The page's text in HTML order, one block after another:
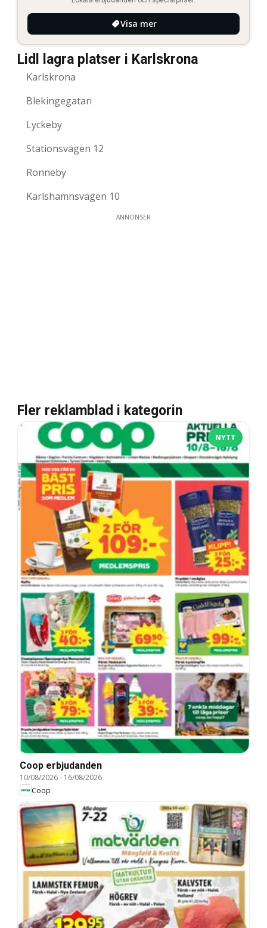
Visa mer
Lidl lagra platser i Karlskrona
Karlskrona
Blekingegatan
Lyckeby
Stationsvägen 12
Ronneby
Karlshamnsvägen 10
ANNONSER
Fler reklamblad i kategorin
NYTT
Coop erbjudanden
10/08/2026- 16/08/2026
Coop